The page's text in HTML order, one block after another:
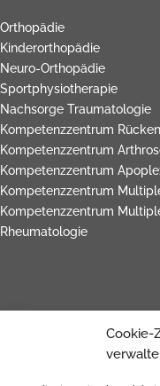
Cookie-
Orthopädie
Kinderorthopädie
Neuro-Orthopädie
Sportphysiotherapie
Nachsorge Traumatologie
Kompetenzzentrum Rücken
Kompetenzzentrum
Kompetenzzentrum
Kompetenzzentrum
Kompetenzzentrum
Rheumatologie